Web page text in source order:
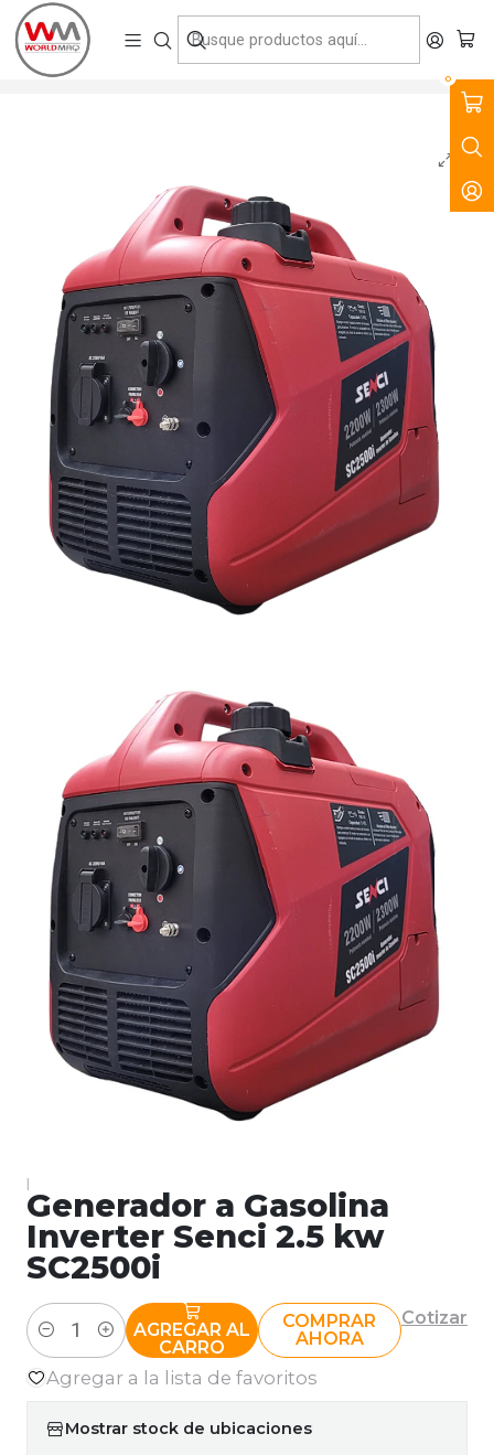
0
VENTA, ARRIENDO Y SERVICIO DE MAQUINARIA PARA LA
CONSTRUCCIÓN, MINERÍA E INDUSTRIA.
Inicio Productos Fuerza y Energía
Generador a Gasolina Inverter Senci 2.5 kw SC2500i
|
Generador a Gasolina
Inverter Senci 2.5 kw
SC2500i
Cantidad
AGREGAR AL
CARRO
COMPRAR
AHORA
Cotizar
Agregar a la lista de favoritos
Mostrar stock de ubicaciones